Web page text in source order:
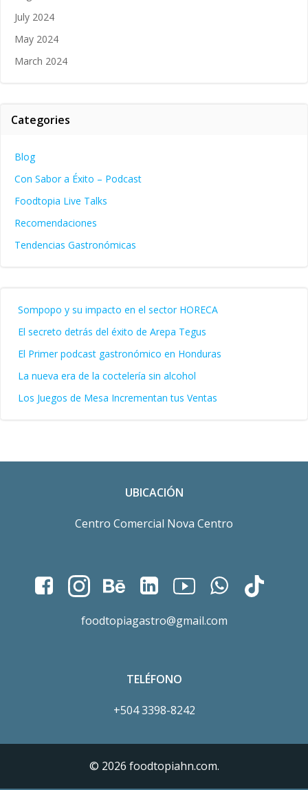
July 2024
May 2024
March 2024
Categories
Blog
Con Sabor a Éxito – Podcast
Foodtopia Live Talks
Recomendaciones
Tendencias Gastronómicas
Sompopo y su impacto en el sector HORECA
El secreto detrás del éxito de Arepa Tegus
El Primer podcast gastronómico en Honduras
La nueva era de la coctelería sin alcohol
Los Juegos de Mesa Incrementan tus Ventas
UBICACIÓN
Centro Comercial Nova Centro
foodtopiagastro@gmail.com
TELÉFONO
+504 3398-8242
© 2026 foodtopiahn.com.